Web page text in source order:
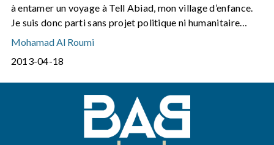
à entamer un voyage à Tell Abiad, mon village d’enfance.
Je suis donc parti sans projet politique ni humanitaire…
Mohamad Al Roumi
2013-04-18